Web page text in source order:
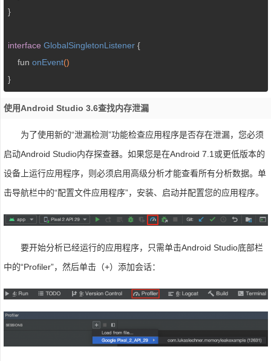
}
interface GlobalSingletonListener {
fun onEvent()
}
使用Android Studio 3.6查找内存泄漏
为了使用新的“泄漏检测”功能检查应用程序是否存在泄漏，您必须
启动Android Studio内存探查器。如果您是在Android 7.1或更低版本的
设备上运行应用程序，则必须启用高级分析才能查看所有分析数据。单
击导航栏中的“配置文件应用程序”，安装、启动并配置您的应用程序。
要开始分析已经运行的应用程序，只需单击Android Studio底部栏
中的“Profiler”，然后单击（+）添加会话：